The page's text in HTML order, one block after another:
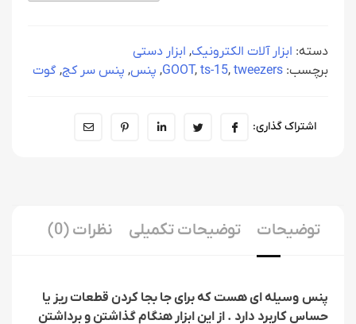
دسته: ابزار آلات الکترونیک, ابزار دستی
برچسب:
GOOT, ts-15, tweezers
, پنس, پنس سر کج, گوت
اشتراک گذاری:
توضیحات توضیحات تکمیلی نظرات (0)
پنس وسیله ای هست که برای جا بجا کردن قطعات ریز یا
حساس کاربرد دارد . از این ابزار هنگام گذاشتن و برداشتن